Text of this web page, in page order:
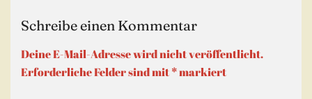
Schreibe einen Kommentar
Deine E-Mail-Adresse wird nicht veröffentlicht.
Erforderliche Felder sind mit*markiert